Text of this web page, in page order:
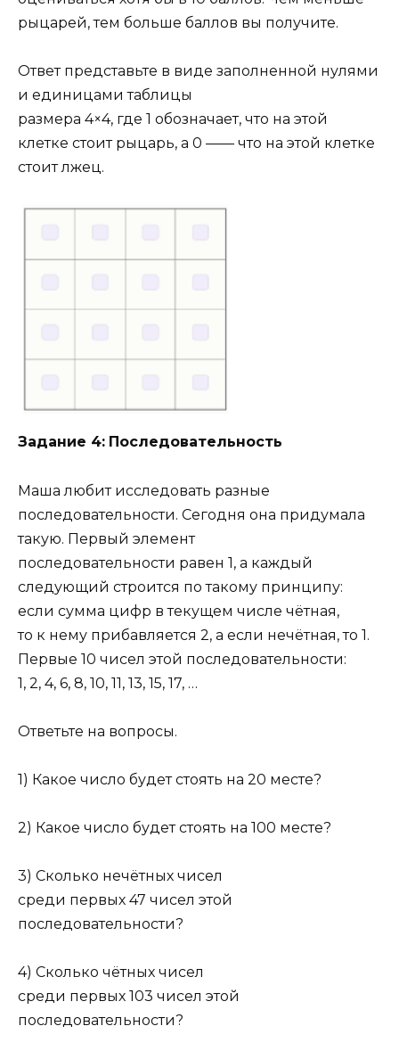
рыцарей, тем больше баллов вы получите.
Ответ представьте в виде заполненной нулями
и единицами таблицы
размера 4×4, где 1 обозначает, что на этой
клетке стоит рыцарь, а 0 —— что на этой клетке
стоит лжец.
Задание 4: Последовательность
Маша любит исследовать разные
последовательности. Сегодня она придумала
такую. Первый элемент
последовательности равен 1, а каждый
следующий строится по такому принципу:
если сумма цифр в текущем числе чётная,
то к нему прибавляется 2, а если нечётная, то 1.
Первые 10 чисел этой последовательности:
1, 2, 4, 6, 8, 10, 11, 13, 15, 17, …
Ответьте на вопросы.
1) Какое число будет стоять на 20 месте?
2) Какое число будет стоять на 100 месте?
3) Сколько нечётных чисел
среди первых 47 чисел этой
последовательности?
4) Сколько чётных чисел
среди первых 103 чисел этой
последовательности?